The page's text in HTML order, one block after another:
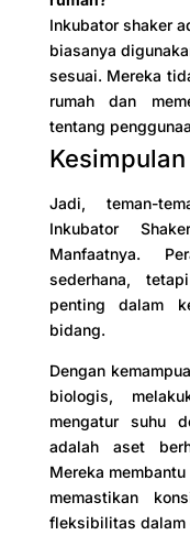
Inkubator shaker
biasanya
sesuai. Mereka
rumah dan
tentang
Kesimpulan
Jadi, teman-
Inkubator
Manfaatnya.
sederhana,
penting dalam
bidang.
Dengan
biologis,
mengatur suhu
adalah aset
Mereka
memastikan
fleksibilitas dalam